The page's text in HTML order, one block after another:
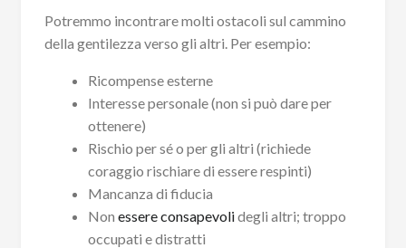
Potremmo incontrare molti ostacoli sul cammino
della gentilezza verso gli altri. Per esempio:
Ricompense esterne
Interesse personale (non si può dare per
ottenere)
Rischio per sé o per gli altri (richiede
coraggio rischiare di essere respinti)
Mancanza di fiducia
Non essere consapevolidegli altri; troppo
occupati e distratti